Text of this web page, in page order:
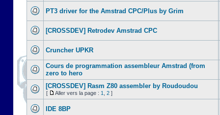
PT3 driver for the Amstrad CPC/Plus by Grim
[CROSSDEV] Retrodev Amstrad CPC
Cruncher UPKR
Cours de programmation assembleur Amstrad (from
zero to hero
[CROSSDEV] Rasm Z80 assembler by Roudoudou
[ Aller vers la page : 1 2 ]
IDE 8BP